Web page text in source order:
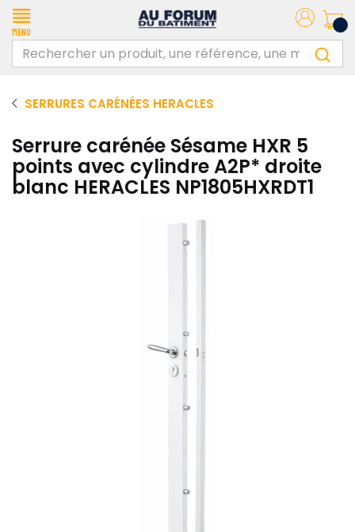
Menu
SERRURES CARÉNÉES HERACLES
Serrure carénée Sésame HXR 5
points avec cylindre A2P* droite
blanc HERACLES NP1805HXRDT1